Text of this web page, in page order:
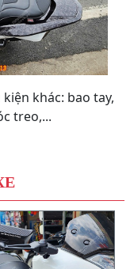
khác: bao tay,
treo,...